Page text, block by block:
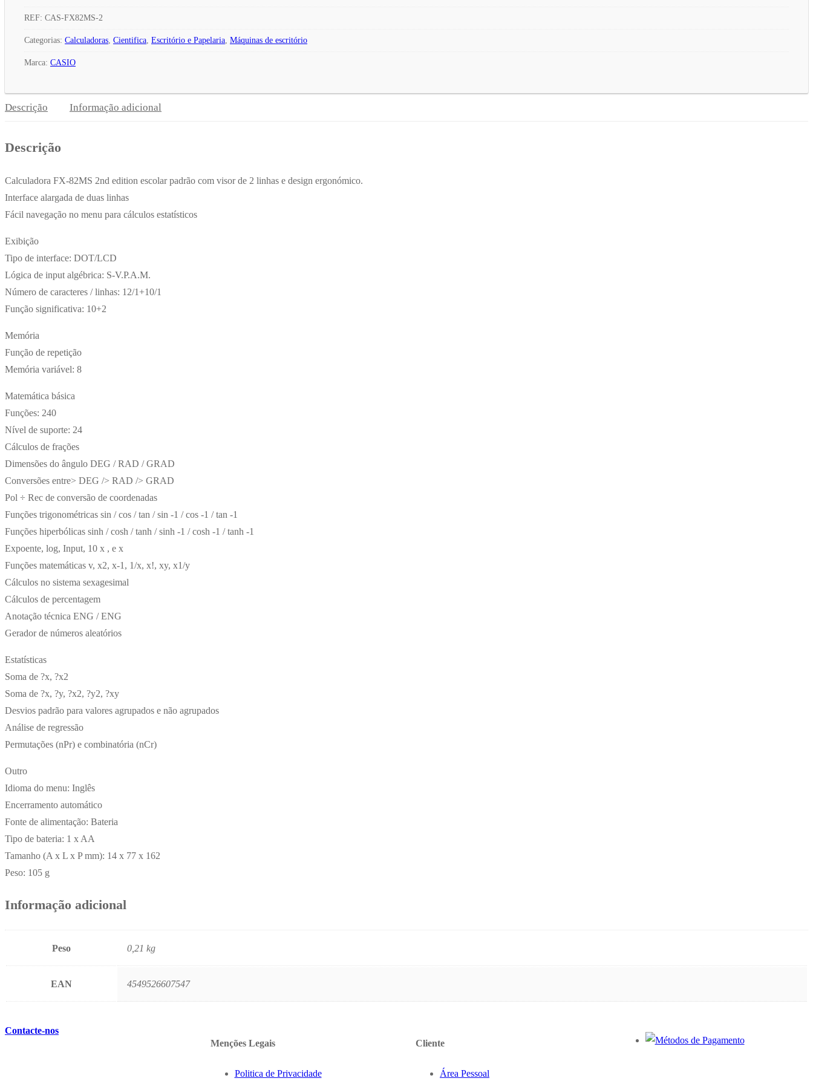
Calculadora
Cientifica
FX82MS-
240
REF: CAS-FX82MS-2
Categorias: Calculadoras, Cientifica, Escritório e Papelaria, Máquinas de escritório
Marca: CASIO
Descrição Informação adicional
Descrição
Calculadora FX-82MS 2nd edition escolar padrão com visor de 2 linhas e design ergonómico.
Interface alargada de duas linhas
Fácil navegação no menu para cálculos estatísticos
Exibição
Tipo de interface: DOT/LCD
Lógica de input algébrica: S-V.P.A.M.
Número de caracteres / linhas: 12/1+10/1
Função significativa: 10+2
Memória
Função de repetição
Memória variável: 8
Matemática básica
Funções: 240
Nível de suporte: 24
Cálculos de frações
Dimensões do ângulo DEG / RAD / GRAD
Conversões entre> DEG /> RAD /> GRAD
Pol ÷ Rec de conversão de coordenadas
Funções trigonométricas sin / cos / tan / sin -1 / cos -1 / tan -1
Funções hiperbólicas sinh / cosh / tanh / sinh -1 / cosh -1 / tanh -1
Expoente, log, Input, 10 x , e x
Funções matemáticas v, x2, x-1, 1/x, x!, xy, x1/y
Cálculos no sistema sexagesimal
Cálculos de percentagem
Anotação técnica ENG / ENG
Gerador de números aleatórios
Estatísticas
Soma de ?x, ?x2
Soma de ?x, ?y, ?x2, ?y2, ?xy
Desvios padrão para valores agrupados e não agrupados
Análise de regressão
Permutações (nPr) e combinatória (nCr)
Outro
Idioma do menu: Inglês
Encerramento automático
Fonte de alimentação: Bateria
Tipo de bateria: 1 x AA
Tamanho (A x L x P mm): 14 x 77 x 162
Peso: 105 g
Informação adicional
Peso 0,21 kg
EAN 4549526607547
Contacte-nos
Menções Legais
Politica de Privacidade
Cliente
Área Pessoal